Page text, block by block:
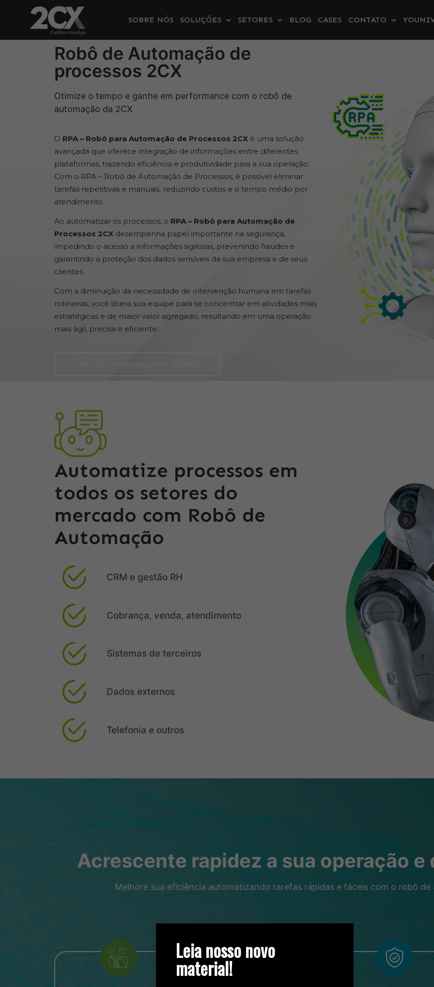
Leia nosso novo
material!
SOBRE NÓS SOLUÇÕES SETORES BLOG CASES CONTATO
Robô de Automação de
processos 2CX
Otimize o tempo e ganhe em performance com o robô de
automação da 2CX
O RPA – Robô para Automação de Processos 2CX é uma solução
avançada que oferece integração de informações entre diferentes
plataformas, trazendo eficiência e produtividade para a sua operação.
Com o RPA – Robô de Automação de Processos, é possível eliminar
tarefas repetitivas e manuais, reduzindo custos e o tempo médio por
atendimento.
Ao automatizar os processos, o RPA – Robô para Automação de
Processos 2CX desempenha papel importante na segurança,
impedindo o acesso a informações sigilosas, prevenindo fraudes e
garantindo a proteção dos dados sensíveis da sua empresa e de seus
clientes.
Com a diminuição da necessidade de intervenção humana em tarefas
rotineiras, você libera sua equipe para se concentrar em atividades mais
estratégicas e de maior valor agregado, resultando em uma operação
mais ágil, precisa e eficiente.
Automatize processos em
todos os setores do
mercado com Robô de
Automação
CRM e gestão RH
Cobrança, venda, atendimento
Sistemas de terceiros
Dados externos
Telefonia e outros
Acrescente rapidez a sua operação
Melhore sua eficiência automatizando tarefas rápidas e fáceis com o robô